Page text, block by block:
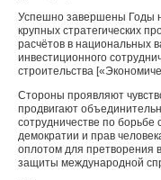
Успешно завершены Годы
крупных стратегических
расчётов в национальных
инвестиционного
строительства
Стороны проявляют
продвигают
сотрудничестве по борьбе
демократии и прав
оплотом для претворения
защиты международной